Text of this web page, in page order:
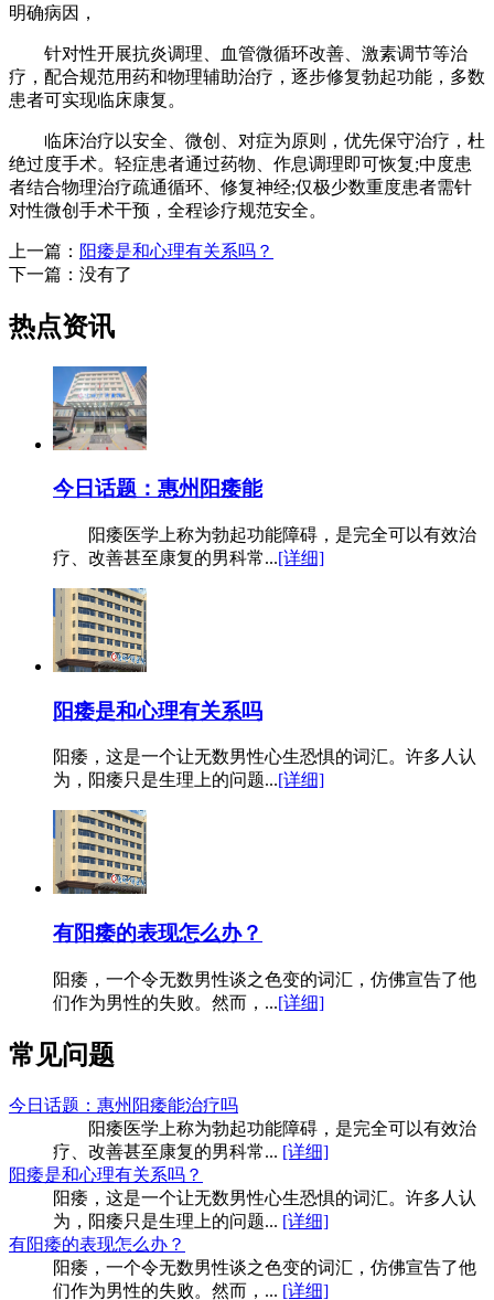
明确病因，
针对性开展抗炎调理、血管微循环改善、激素调节等治
疗，配合规范用药和物理辅助治疗，逐步修复勃起功能，多数
患者可实现临床康复。
临床治疗以安全、微创、对症为原则，优先保守治疗，杜
绝过度手术。轻症患者通过药物、作息调理即可恢复;中度患
者结合物理治疗疏通循环、修复神经;仅极少数重度患者需针
对性微创手术干预，全程诊疗规范安全。
上一篇： 阳痿是和心理有关系吗？
下一篇：没有了
热点资讯
今日话题：惠州阳痿能
阳痿医学上称为勃起功能障碍，是完全可以有效治
疗、改善甚至康复的男科常...[详细]
阳痿是和心理有关系吗
阳痿，这是一个让无数男性心生恐惧的词汇。许多人认
为，阳痿只是生理上的问题...[详细]
有阳痿的表现怎么办？
阳痿，一个令无数男性谈之色变的词汇，仿佛宣告了他
们作为男性的失败。然而，...[详细]
常见问题
今日话题：惠州阳痿能治疗吗
阳痿医学上称为勃起功能障碍，是完全可以有效治
疗、改善甚至康复的男科常... [详细]
阳痿是和心理有关系吗？
阳痿，这是一个让无数男性心生恐惧的词汇。许多人认
为，阳痿只是生理上的问题... [详细]
有阳痿的表现怎么办？
阳痿，一个令无数男性谈之色变的词汇，仿佛宣告了他
们作为男性的失败。然而，... [详细]